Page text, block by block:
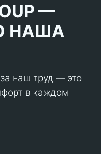
—
НАША
наш труд — это
в каждом